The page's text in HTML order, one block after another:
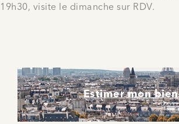
19h30, visite le dimanche sur RDV.
Estimer mon bien